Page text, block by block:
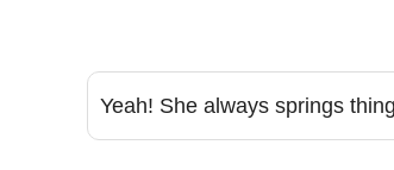
Yeah! She always springs